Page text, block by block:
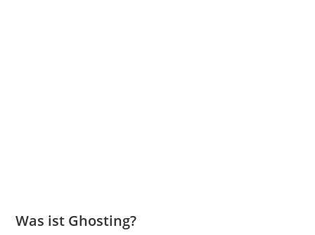
Was ist Ghosting?